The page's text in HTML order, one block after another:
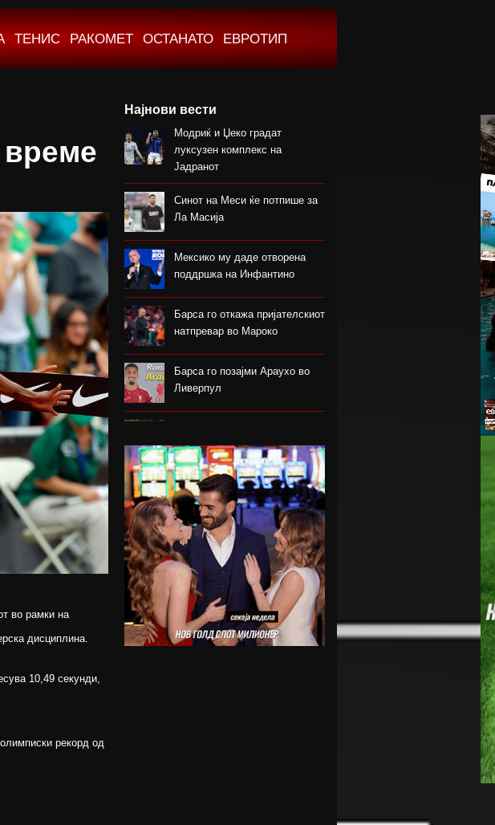
ТЕНИС РАКОМЕТ ОСТАНАТО ЕВРОТИП
во рамки на
дисциплина.
10,49 секунди,
рекорд од
Најнови вести
Модриќ и Џеко градат
луксузен комплекс на
Јадранот
Синот на Меси ќе потпише за
Ла Масија
Мексико му даде отворена
поддршка на Инфантино
Барса го откажа пријателскиот
натпревар во Мароко
Барса го позајми Араухо во
Ливерпул
век се врати во Монтреал
ФК Пелистер со заштитен
бренд по 81 година постоење !
Артета: Мојот Арсенал учи од
грешките
Лука Зидан се раздели со
Гранада